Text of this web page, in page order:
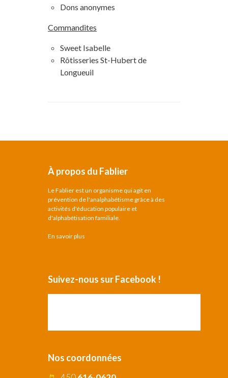
Dons anonymes
Commandites
Sweet Isabelle
Rôtisseries St-Hubert de
Longueuil
À propos du Fablier
Le Fablier est un organisme qui agit en
prévention de l'analphabétisme grâce à des
activités d'éducation populaire et
d'alphabétisation familiale.
En savoir plus
Suivez-nous sur Facebook !
Nos coordonnées